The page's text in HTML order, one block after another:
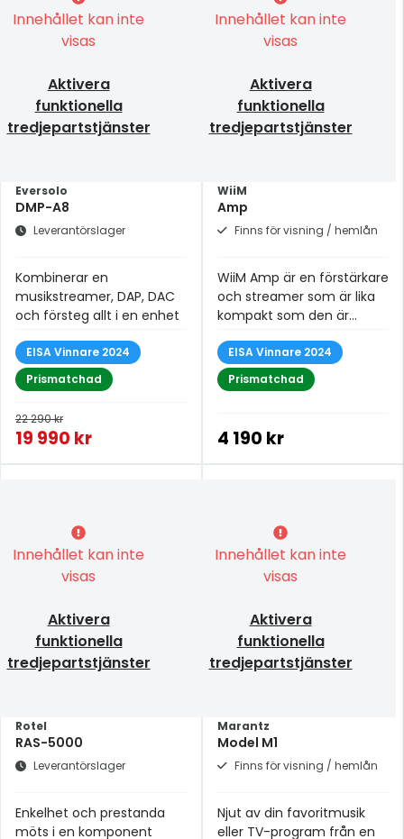
Innehållet kan inte
visas
Aktivera
funktionella
tredjepartstjänster
Eversolo
DMP-A8
Leverantörslager
Kombinerar en
musikstreamer, DAP, DAC
och försteg allt i en enhet
EISA Vinnare 2024
Prismatchad
22 290 kr
19 990 kr
Innehållet kan inte
visas
Aktivera
funktionella
tredjepartstjänster
WiiM
Amp
Finns för visning / hemlån
WiiM Amp är en förstärkare
och streamer som är lika
kompakt som den är
högpresterande!
EISA Vinnare 2024
Prismatchad
4 190 kr
Innehållet kan inte
visas
Aktivera
funktionella
tredjepartstjänster
Rotel
RAS-5000
Leverantörslager
Enkelhet och prestanda
möts i en komponent
Innehållet kan inte
visas
Aktivera
funktionella
tredjepartstjänster
Marantz
Model M1
Finns för visning / hemlån
Njut av din favoritmusik
eller TV-program från en